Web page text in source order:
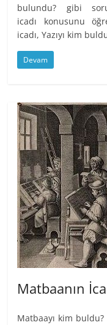
bulundu? gibi
icadı konusunu
icadı, Yazıyı kim
Devam
Matbaanın
Matbaayı kim buldu?